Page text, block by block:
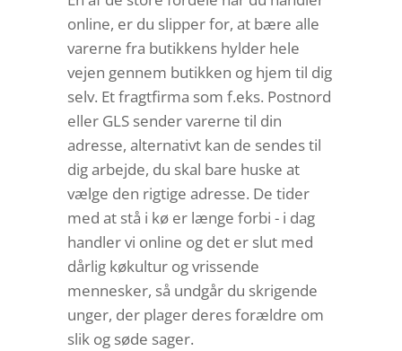
online, er du slipper for, at bære alle
varerne fra butikkens hylder hele
vejen gennem butikken og hjem til dig
selv. Et fragtfirma som f.eks. Postnord
eller GLS sender varerne til din
adresse, alternativt kan de sendes til
dig arbejde, du skal bare huske at
vælge den rigtige adresse. De tider
med at stå i kø er længe forbi - i dag
handler vi online og det er slut med
dårlig køkultur og vrissende
mennesker, så undgår du skrigende
unger, der plager deres forældre om
slik og søde sager.